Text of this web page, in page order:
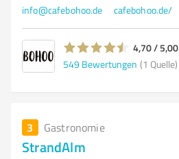
info@cafebohoo.de cafebohoo.de/
4,70 / 5,00
549 Bewertungen (1 Quelle)
3 Gastronomie
StrandAlm